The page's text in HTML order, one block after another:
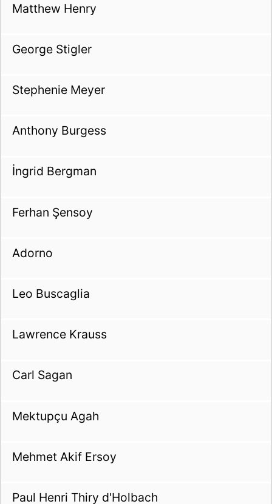
Matthew Henry
George Stigler
Stephenie Meyer
Anthony Burgess
İngrid Bergman
Ferhan Şensoy
Adorno
Leo Buscaglia
Lawrence Krauss
Carl Sagan
Mektupçu Agah
Mehmet Akif Ersoy
Paul Henri Thiry d'Holbach